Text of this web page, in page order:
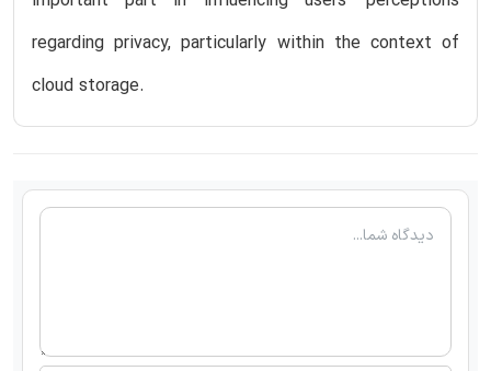
regarding privacy, particularly within the context of
cloud storage.